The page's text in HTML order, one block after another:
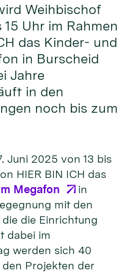
Weihbischof
Uhr im Rahmen
das Kinder- und
in Burscheid
Jahre
in den
noch bis zum
Juni 2025 von 13 bis
HIER BIN ICH das
Megafon
in
mit den
die Einrichtung
dabei im
werden sich 40
Projekten der